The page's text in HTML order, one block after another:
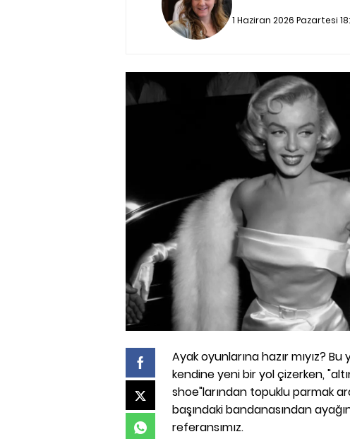
1 Haziran 2026 Pazartesi
Ayak oyunlarına hazır mıyız?
kendine yeni bir yol çizerken,
shoe"larından topuklu parmak
başındaki bandanasından
referansımız.